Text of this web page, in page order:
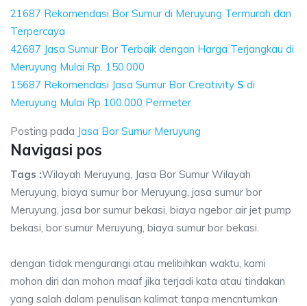
21687 Rekomendasi Bor Sumur di Meruyung Termurah dan
Terpercaya
42687 Jasa Sumur Bor Terbaik dengan Harga Terjangkau di
Meruyung Mulai Rp. 150.000
15687 Rekomendasi Jasa Sumur Bor Creativity S di
Meruyung Mulai Rp 100.000 Permeter
Posting pada Jasa Bor Sumur Meruyung
Navigasi pos
Tags :Wilayah Meruyung, Jasa Bor Sumur Wilayah
Meruyung, biaya sumur bor Meruyung, jasa sumur bor
Meruyung, jasa bor sumur bekasi, biaya ngebor air jet pump
bekasi, bor sumur Meruyung, biaya sumur bor bekasi.
dengan tidak mengurangi atau melibihkan waktu, kami
mohon diri dan mohon maaf jika terjadi kata atau tindakan
yang salah dalam penulisan kalimat tanpa mencntumkan